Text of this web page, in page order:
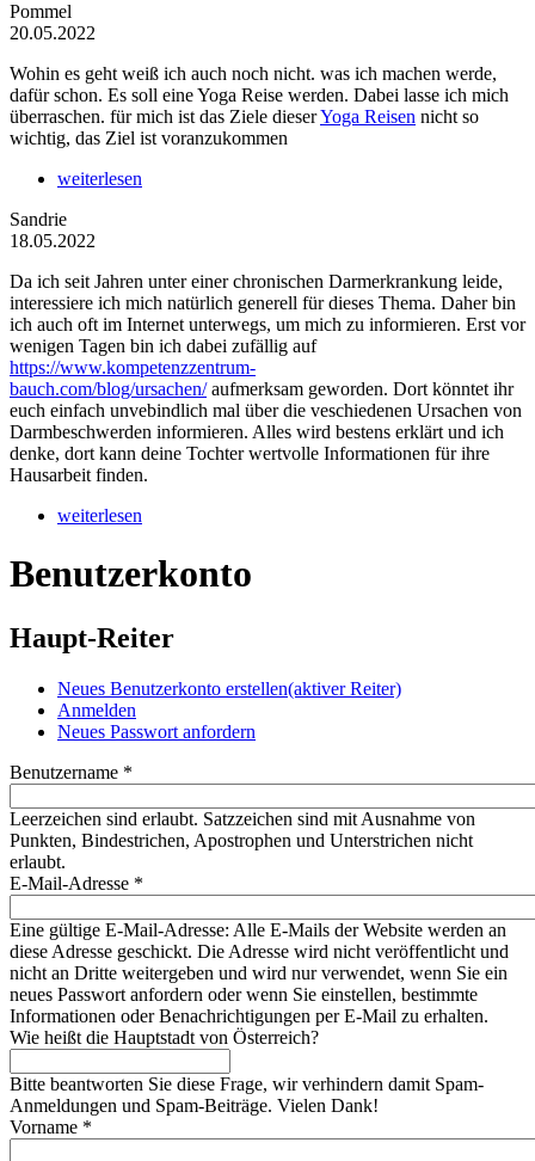
Pommel
20.05.2022
Wohin es geht weiß ich auch noch nicht. was ich machen werde,
dafür schon. Es soll eine Yoga Reise werden. Dabei lasse ich mich
überraschen. für mich ist das Ziele dieserYoga Reisen nicht so
wichtig, das Ziel ist voranzukommen
weiterlesen
Sandrie
18.05.2022
Da ich seit Jahren unter einer chronischen Darmerkrankung leide,
interessiere ich mich natürlich generell für dieses Thema. Daher bin
ich auch oft im Internet unterwegs, um mich zu informieren. Erst vor
wenigen Tagen bin ich dabei zufällig auf
https://www.kompetenzzentrum-
bauch.com/blog/ursachen/aufmerksam geworden. Dort könntet ihr
euch einfach unvebindlich mal über die veschiedenen Ursachen von
Darmbeschwerden informieren. Alles wird bestens erklärt und ich
denke, dort kann deine Tochter wertvolle Informationen für ihre
Hausarbeit finden.
weiterlesen
Benutzerkonto
Haupt-Reiter
Neues Benutzerkonto erstellen(aktiver Reiter)
Anmelden
Neues Passwort anfordern
Benutzername *
Leerzeichen sind erlaubt. Satzzeichen sind mit Ausnahme von
Punkten, Bindestrichen, Apostrophen und Unterstrichen nicht
erlaubt.
E-Mail-Adresse *
Eine gültige E-Mail-Adresse: Alle E-Mails der Website werden an
diese Adresse geschickt. Die Adresse wird nicht veröffentlicht und
nicht an Dritte weitergeben und wird nur verwendet, wenn Sie ein
neues Passwort anfordern oder wenn Sie einstellen, bestimmte
Informationen oder Benachrichtigungen per E-Mail zu erhalten.
Wie heißt die Hauptstadt von Österreich?
Bitte beantworten Sie diese Frage, wir verhindern damit Spam-
Anmeldungen und Spam-Beiträge. Vielen Dank!
Vorname *